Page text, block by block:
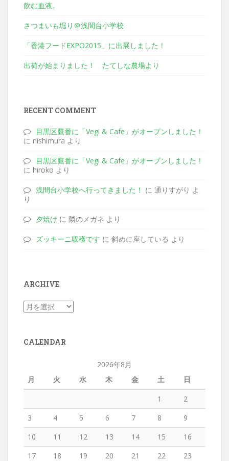
飲む血液。
さつまいも堀り＠浅間台小学校
「香港フードEXPO2015」に出展しました！
出荷が始まりました！ たてしな農場より
RECENT COMMENT
目黒区鷹番に「Vegi & Cafe」がオープンしました！
に nishimura より
目黒区鷹番に「Vegi & Cafe」がオープンしました！
に hiroko より
浅間台小学校へ行ってきました！ に 通りすがり よ
り
夕焼け に 隣のメガネ より
ズッキーニ収穫です に 斜めに座している より
ARCHIVE
CALENDAR
2026年8月
月
火 水 木 金 土 日
1
2
3
4 5 6 7 8
9
10
11 12 13 14 15
16
17
18 19 20 21 22
23